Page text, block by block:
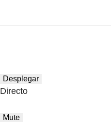
Desplegar
Directo
Mute